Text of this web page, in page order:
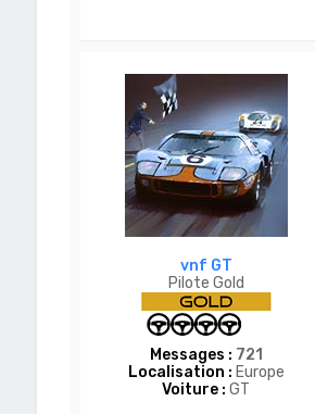
vnf GT
Pilote Gold
Messages : 721
Localisation : Europe
Voiture : GT